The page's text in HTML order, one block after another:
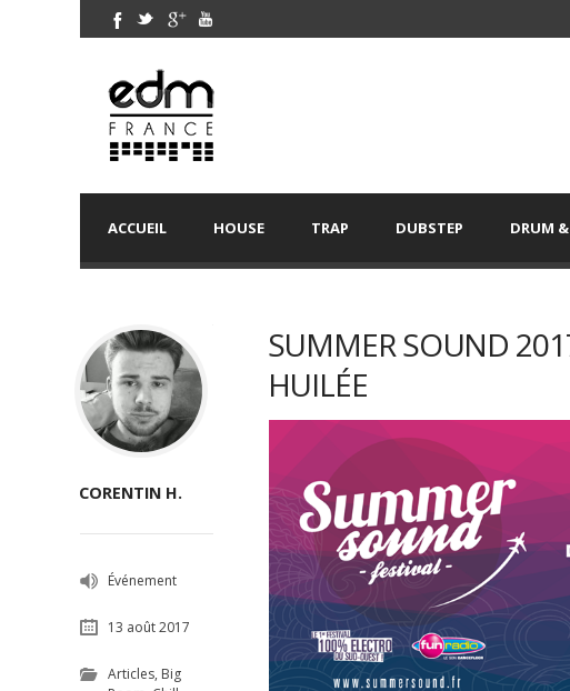
ACCUEIL HOUSE TRAP DUBSTEP DRUM
SUMMER SOUND
HUILÉE
CORENTIN H.
Événement
13 août 2017
Articles, Big